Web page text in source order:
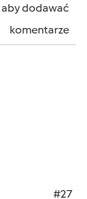
aby dodawać
komentarze
#27